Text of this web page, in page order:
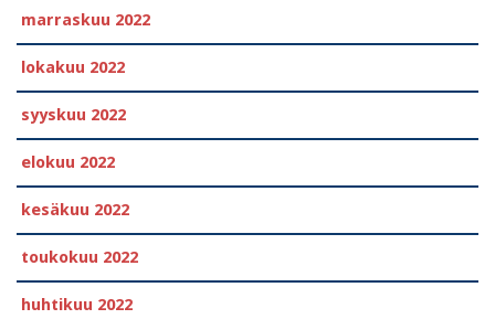
marraskuu 2022
lokakuu 2022
syyskuu 2022
elokuu 2022
kesäkuu 2022
toukokuu 2022
huhtikuu 2022